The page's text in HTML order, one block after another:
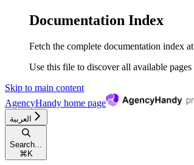
Documentation Index
Fetch the complete documentation index
Use this file to discover all available
Skip to main content
AgencyHandy home page
العربية
Search...
⌘ K